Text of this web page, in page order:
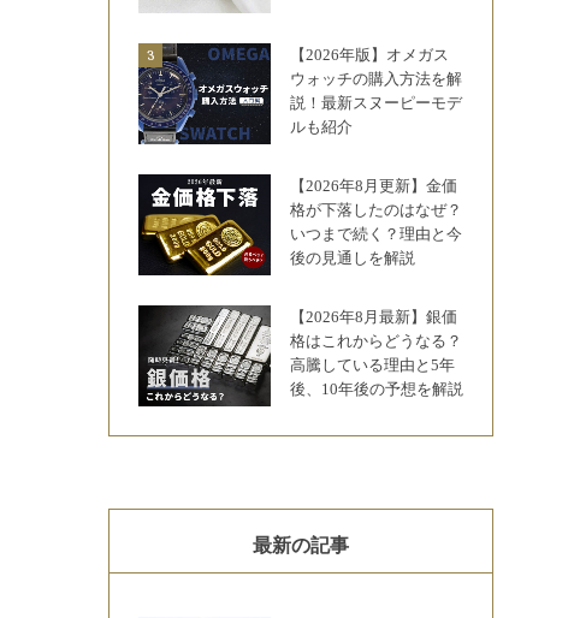
【2026年版】オメガス
ウォッチの購入方法を解
説！最新スヌーピーモデ
ルも紹介
【2026年8月更新】金価
格が下落したのはなぜ？
いつまで続く？理由と今
後の見通しを解説
【2026年8月最新】銀価
格はこれからどうなる？
高騰している理由と5年
後、10年後の予想を解説
最新の記事